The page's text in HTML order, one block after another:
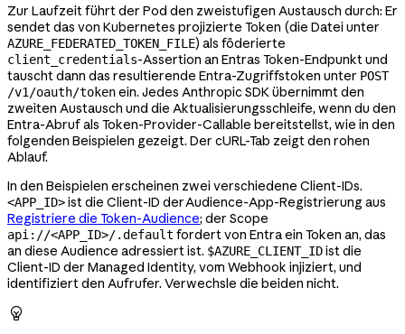
Zur Laufzeit führt der Pod den zweistufigen Austausch durch: Er
sendet das von Kubernetes projizierte Token (die Datei unter
AZURE_FEDERATED_TOKEN_FILE) als föderierte
client_credentials-Assertion an Entras Token-Endpunkt und
tauscht dann das resultierende Entra-Zugriffstoken unter POST
/v1/oauth/tokenein. Jedes Anthropic SDK übernimmt den
zweiten Austausch und die Aktualisierungsschleife, wenn du den
Entra-Abruf als Token-Provider-Callable bereitstellst, wie in den
folgenden Beispielen gezeigt. Der cURL-Tab zeigt den rohen
Ablauf.
In den Beispielen erscheinen zwei verschiedene Client-IDs.
<APP_ID>ist die Client-ID der Audience-App-Registrierung aus
Registriere die Token-Audience; der Scope
api://<APP_ID>/.default fordert von Entra ein Token an, das
an diese Audience adressiert ist. $AZURE_CLIENT_IDist die
Client-ID der Managed Identity, vom Webhook injiziert, und
identifiziert den Aufrufer. Verwechsle die beiden nicht.
